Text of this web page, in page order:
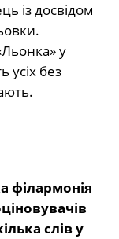
із досвідом
у
усіх без
філармонія
слів у